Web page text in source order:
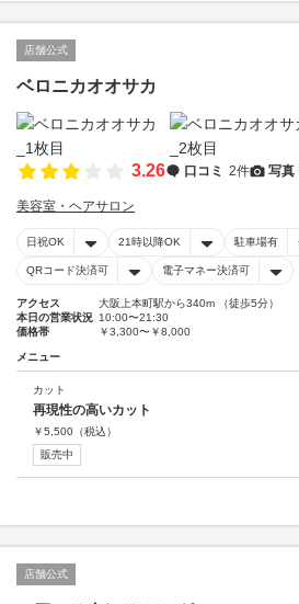
店舗公式
ベロニカオオサカ
3.26 口コミ 2件 写真
美容室・ヘアサロン
日祝OK 21時以降OK 駐車場有
QRコード決済可 電子マネー決済可
アクセス
大阪上本町駅から340m （徒歩5分）
本日の営業状況 10:00〜21:30
価格帯
￥3,300〜￥8,000
メニュー
カット
再現性の高いカット
￥5,500 （税込）
販売中
店舗公式